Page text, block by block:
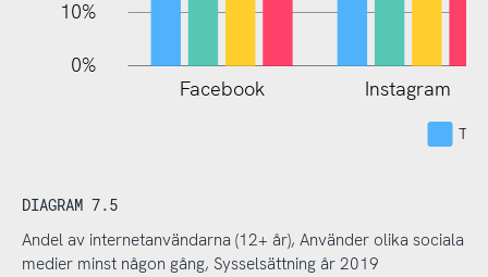
0%
10%
Facebook Instagram
DIAGRAM 7.5
Andel av internetanvändarna (12+ år), Använder olika sociala
medier minst någon gång, Sysselsättning år 2019